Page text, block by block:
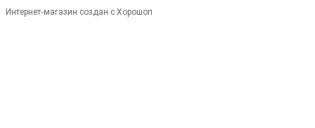
Интернет-магазин создан с Хорошоп